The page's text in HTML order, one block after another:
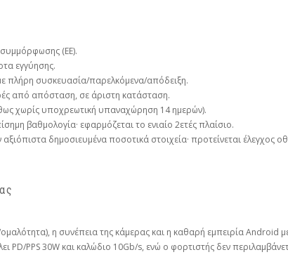
συμμόρφωσης (ΕΕ).
εγγύησης.
πλήρη συσκευασία/παρελκόμενα/απόδειξη.
από απόσταση, σε άριστη κατάσταση.
χωρίς υποχρεωτική υπαναχώρηση 14 ημερών).
βαθμολογία· εφαρμόζεται το ενιαίο 2ετές πλαίσιο.
δημοσιευμένα ποσοτικά στοιχεία· προτείνεται έλεγχος
η συνέπεια της κάμερας και η καθαρή εμπειρία Android
PD/PPS 30W και καλώδιο 10Gb/s, ενώ ο φορτιστής δεν